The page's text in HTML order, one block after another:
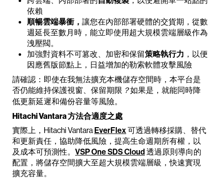
依賴
順暢雲端暴衝， 讓您在內部部署硬體的交貨期，從數
週延長至數月時，能立即使用超大規模雲端層級作為
洩壓閥。
加強對資料不可篡改、加密和保留策略執行力 ，以便
因應舊版節點上，日益增加的勒索軟體攻擊風險
請確認：即使在我無法擴充本機儲存空間時，本平台是
否仍能維持保護視窗、保留期限 ？如果是，就能同時降
低更新延遲和備份容量等風險。
Hitachi Vantara 方法合適度之處
實際上，Hitachi VantaraEverFlex可透過轉移採購、替代
和更新責任，協助降低風險，提高生命週期所有權，以
及成本可預測性。 VSP One SDS Cloud透過原則導向的
配置，將儲存空間擴大至超大規模雲端層級，快速實現
擴充容量。